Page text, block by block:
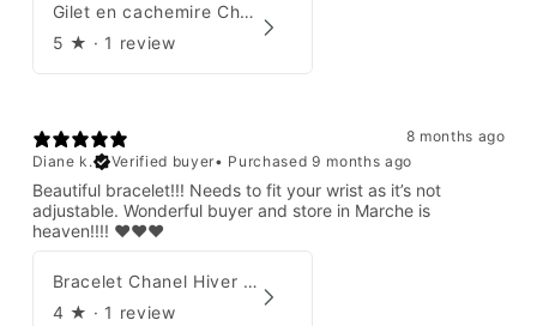
Gilet en cachemire Chanel Automne 1995
5 ★ · 1 review
8 months ago
Diane k.
Verified buyer• Purchased 9 months ago
Beautiful bracelet!!! Needs to fit your wrist as it’s not
adjustable. Wonderful buyer and store in Marche is
heaven!!!! ❤️❤️❤️
Bracelet Chanel Hiver 1997
4 ★ · 1 review